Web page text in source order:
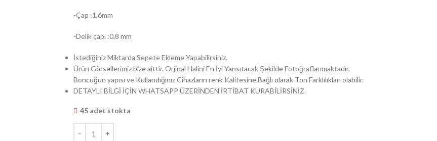
-Çap :1,6mm
-Delik çapı :0,8 mm
İstediğiniz Miktarda Sepete Ekleme Yapabilirsiniz.
Ürün Görsellerimiz bize aittir. Orjinal Halini En İyi Yansıtacak Şekilde Fotoğraflanmaktadır.
Boncuğun yapısı ve Kullandığınız Cihazların renk Kalitesine Bağlı olarak Ton Farklılıkları olabilir.
DETAYLI BİLGİ İÇİN WHATSAPP ÜZERİNDEN İRTİBAT KURABİLİRSİNİZ.
45 adet stokta